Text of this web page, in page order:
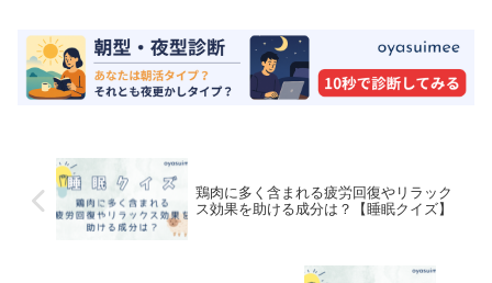
鶏肉に多く含まれる疲労回復やリラック
ス効果を助ける成分は？【睡眠クイズ】